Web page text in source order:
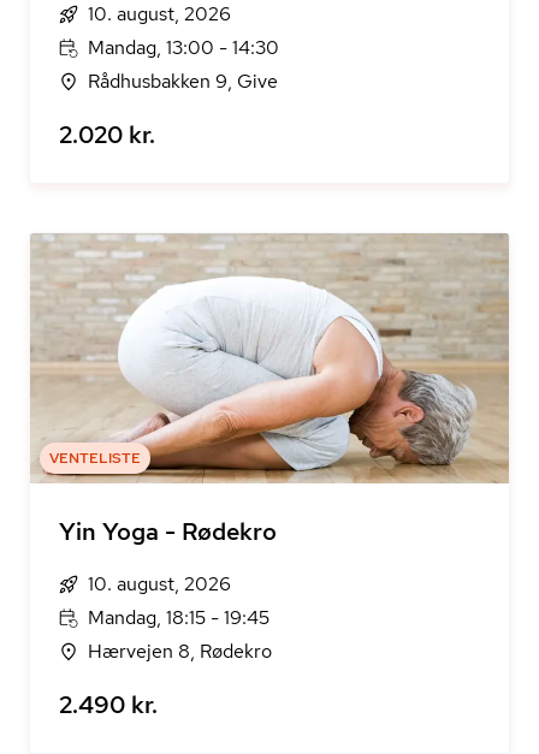
10. august, 2026
Mandag, 13:00 - 14:30
Rådhusbakken 9, Give
2.020 kr.
VENTELISTE
Yin Yoga - Rødekro
10. august, 2026
Mandag, 18:15 - 19:45
Hærvejen 8, Rødekro
2.490 kr.